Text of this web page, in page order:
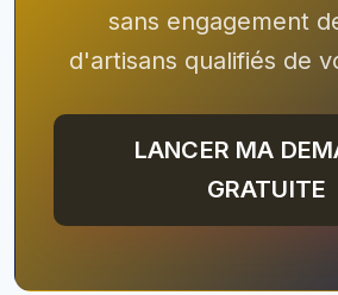
sans engagement
d'artisans qualifiés de
LANCER MA
GRATUITE